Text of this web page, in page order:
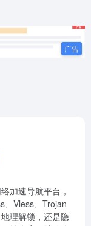
加速导航平台，
、Vless、Trojan
理解锁，还是隐